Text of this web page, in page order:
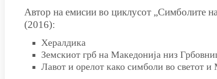
Автор на емисии во циклусот „Симболите
(2016):
Хералдика
Земскиот грб на Македонија низ
Лавот и орелот како симболи во светот и